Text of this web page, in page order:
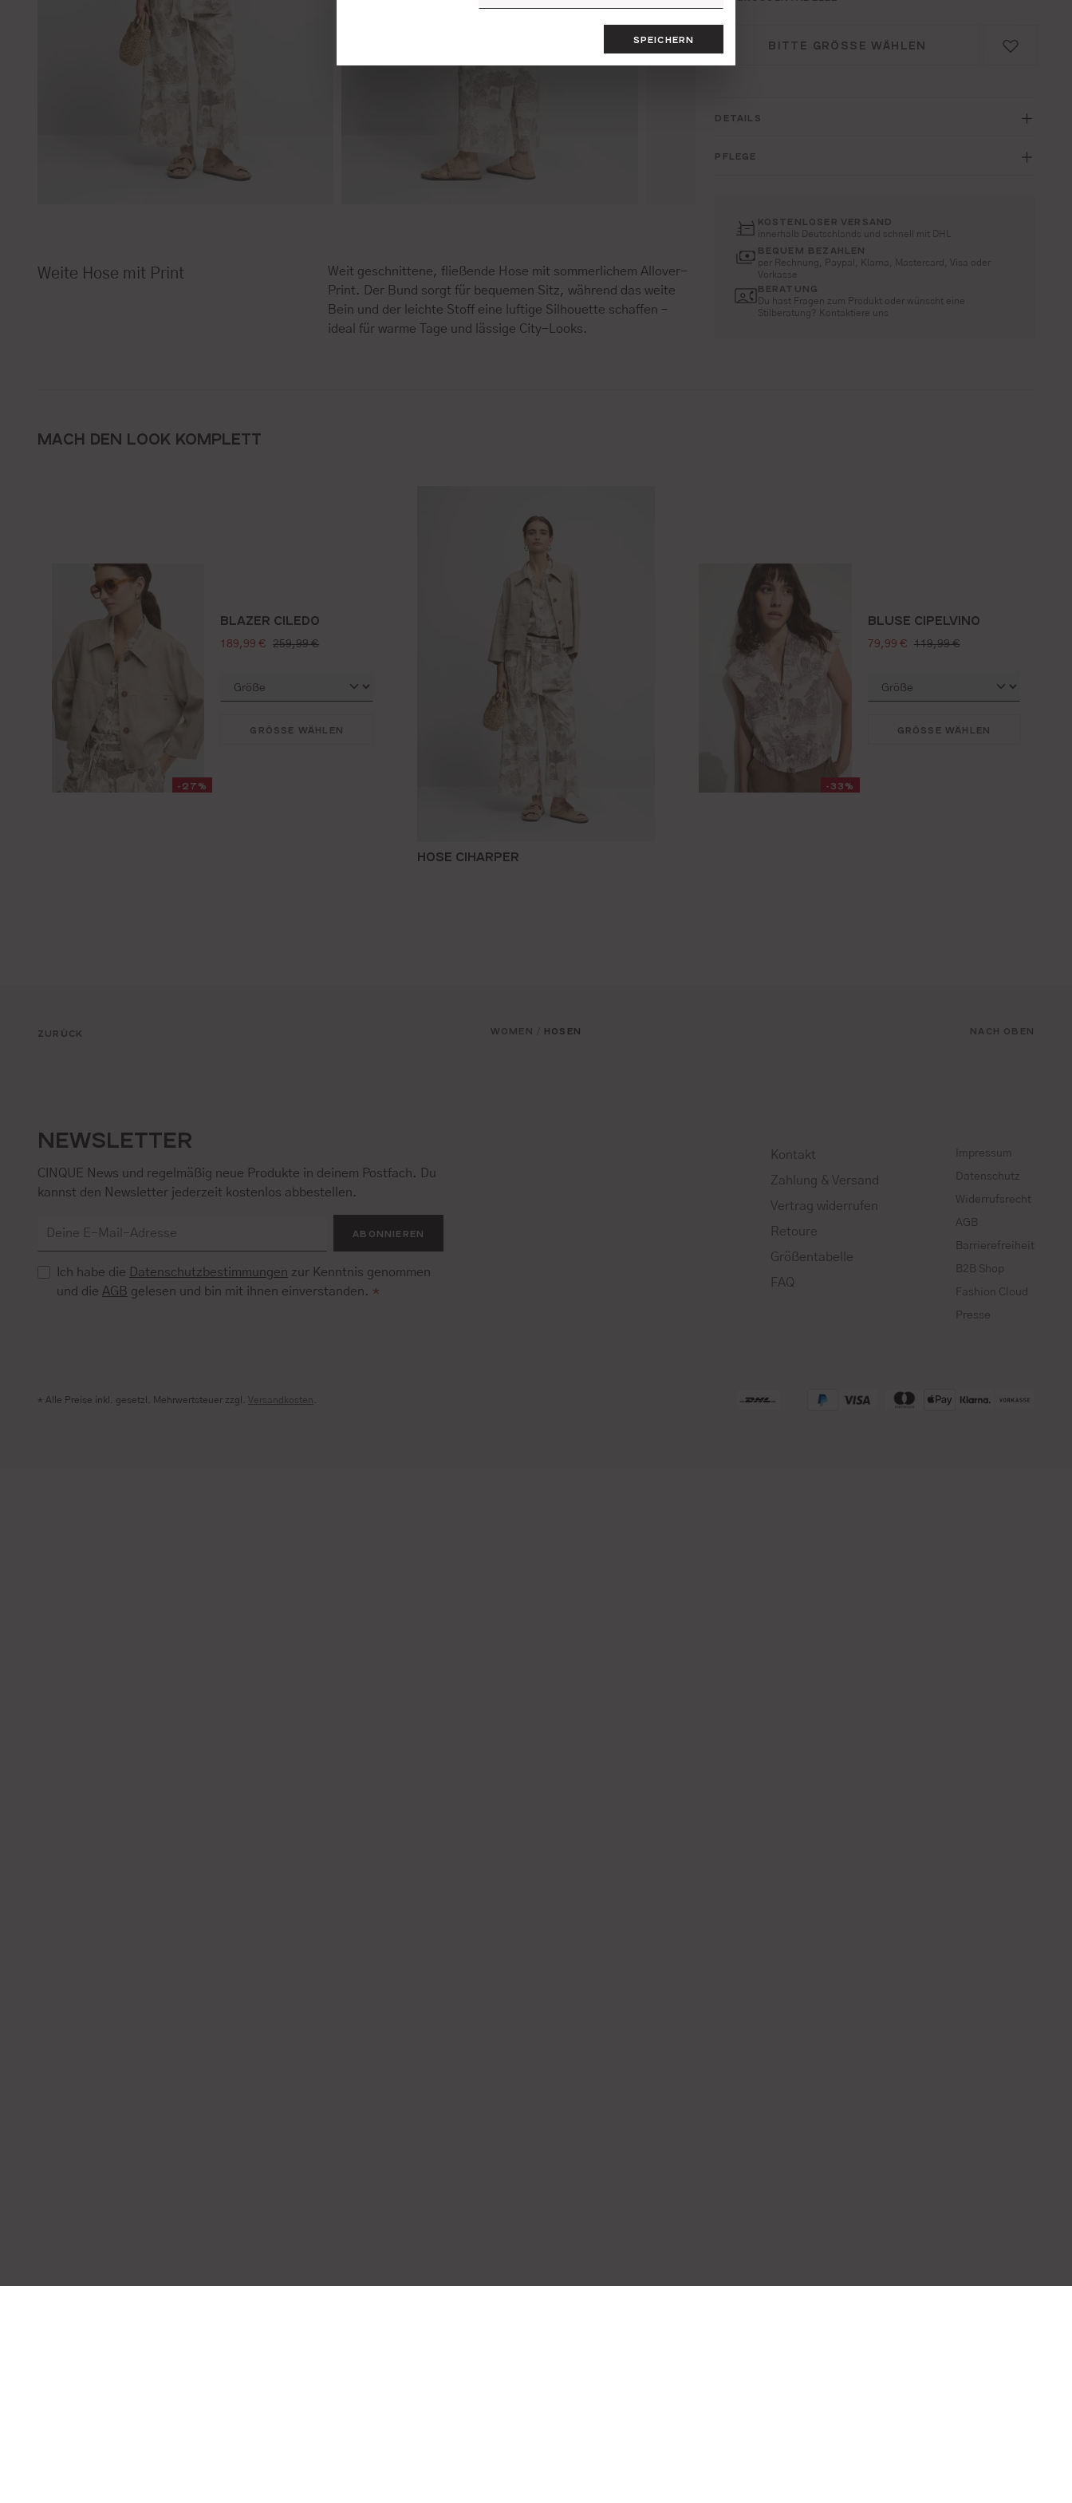
Weite Hose mit Print
Weit geschnittene, fließende Hose mit sommerlichem Allover-
Print. Der Bund sorgt für bequemen Sitz, während das weite
Bein und der leichte Stoff eine luftige Silhouette schaffen –
ideal für warme Tage und lässige City-Looks.
BITTE GRÖSSE WÄHLEN
DETAILS
PFLEGE
KOSTENLOSER VERSAND
innerhalb Deutschlands und schnell mit DHL
BEQUEM BEZAHLEN
per Rechnung, Paypal, Klarna, Mastercard, Visa oder
Vorkasse
BERATUNG
Du hast Fragen zum Produkt oder wünscht eine
Stilberatung? Kontaktiere uns
MACH DEN LOOK KOMPLETT
HOSE CIHARPER
-27%
BLAZER CILEDO
verkaufspreis:
189,99 € regulärer preis:
259,99 €
GRÖSSE WÄHLEN
-33%
BLUSE CIPELVINO
verkaufspreis:
79,99 € regulärer preis:
119,99 €
GRÖSSE WÄHLEN
ZURÜCK WOMEN HOSEN NACH OBEN
NEWSLETTER
CINQUE News und regelmäßig neue Produkte in deinem Postfach. Du
kannst den Newsletter jederzeit kostenlos abbestellen.
ABONNIEREN
Ich habe die Datenschutzbestimmungen zur Kenntnis genommen
und dieAGB gelesen und bin mit ihnen einverstanden. *
Kontakt
Zahlung & Versand
Vertrag widerrufen
Retoure
Größentabelle
FAQ
Impressum
Datenschutz
Widerrufsrecht
AGB
Barrierefreiheit
B2B Shop
Fashion Cloud
Presse
* Alle Preise inkl. gesetzl. Mehrwertsteuer zzgl. Versandkosten
SPEICHERN